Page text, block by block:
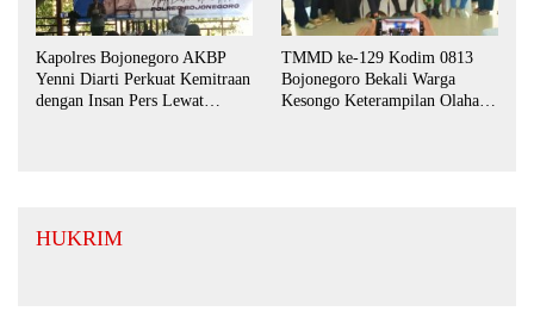
Kapolres Bojonegoro AKBP
Yenni Diarti Perkuat Kemitraan
dengan Insan Pers Lewat
TMMD ke-129 Kodim 0813
Bojonegoro Bekali Warga
Kesongo Keterampilan Olahan
HUKRIM